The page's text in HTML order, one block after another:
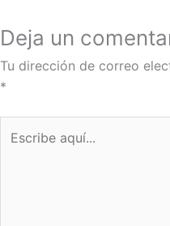
Deja un
Tu dirección de correo
*
aquí...